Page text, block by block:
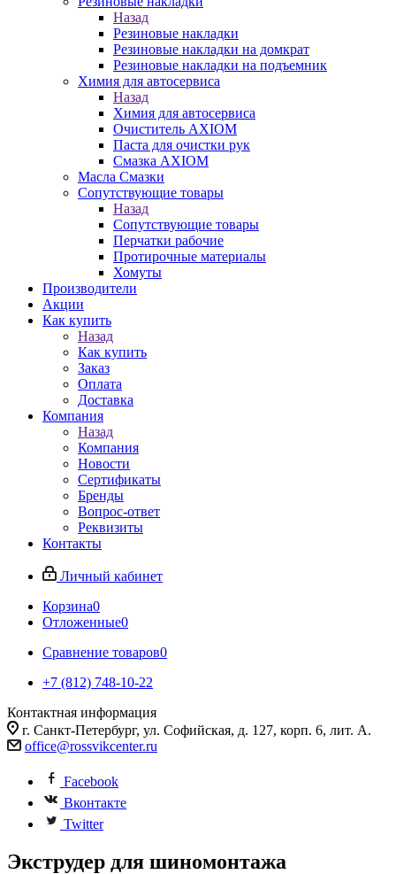
Назад
Резиновые накладки
Резиновые накладки на домкрат
Резиновые накладки на подъемник
Химия для автосервиса
Назад
Химия для автосервиса
Очиститель AXIOM
Паста для очистки рук
Смазка AXIOM
Масла Смазки
Сопутствующие товары
Назад
Сопутствующие товары
Перчатки рабочие
Протирочные материалы
Хомуты
Производители
Акции
Как купить
Назад
Как купить
Заказ
Оплата
Доставка
Компания
Назад
Компания
Новости
Сертификаты
Бренды
Вопрос-ответ
Реквизиты
Контакты
Личный кабинет
Корзина0
Отложенные0
Сравнение товаров0
+7 (812) 748-10-22
Контактная информация
г. Санкт-Петербург, ул. Софийская, д. 127, корп. 6, лит. А.
office@rossvikcenter.ru
Facebook
Вконтакте
Twitter
Экструдер для шиномонтажа